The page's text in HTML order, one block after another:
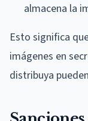
almacena la
Esto significa
imágenes en
distribuya